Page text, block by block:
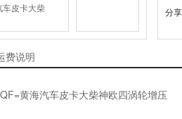
皮卡大柴
分
费说明
黄海汽车皮卡大柴神欧四涡轮增压